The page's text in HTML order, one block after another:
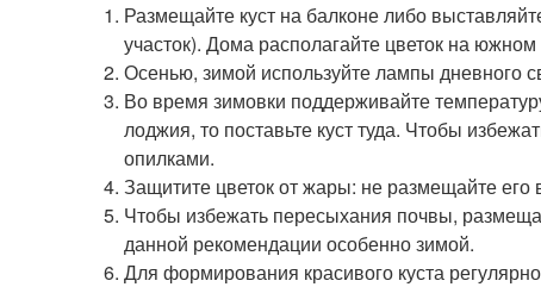
Размещайте куст на балконе либо
участок). Дома располагайте цветок на
Осенью, зимой используйте лампы дневного
Во время зимовки поддерживайте
лоджия, то поставьте куст туда. Чтобы
опилками.
Защитите цветок от жары: не размещайте его
Чтобы избежать пересыхания почвы,
данной рекомендации особенно зимой.
Для формирования красивого куста